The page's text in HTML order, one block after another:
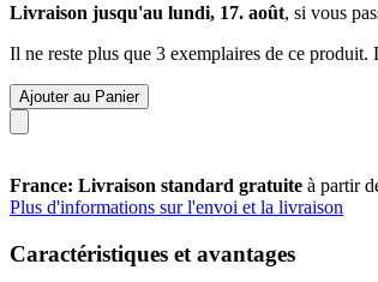
Livraison jusqu'au lundi, 17. août, si vous
Il ne reste plus que 3 exemplaires de ce
Ajouter au Panier
France: Livraison standard gratuite à partir
Plus d'informations sur l'envoi et la livraison
Caractéristiques et avantages